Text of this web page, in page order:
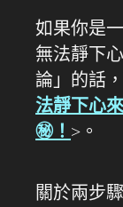
如果你是
無法靜下
論」的話
法靜下心
㊙️！ >。
關於兩步